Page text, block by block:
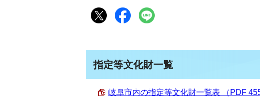
指定等文化財一覧
岐阜市内の指定等文化財一覧表 （PDF